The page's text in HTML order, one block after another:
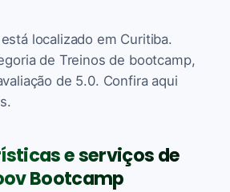
localizado em Curitiba.
de Treinos de bootcamp,
de 5.0. Confira aqui
e serviços de
Bootcamp